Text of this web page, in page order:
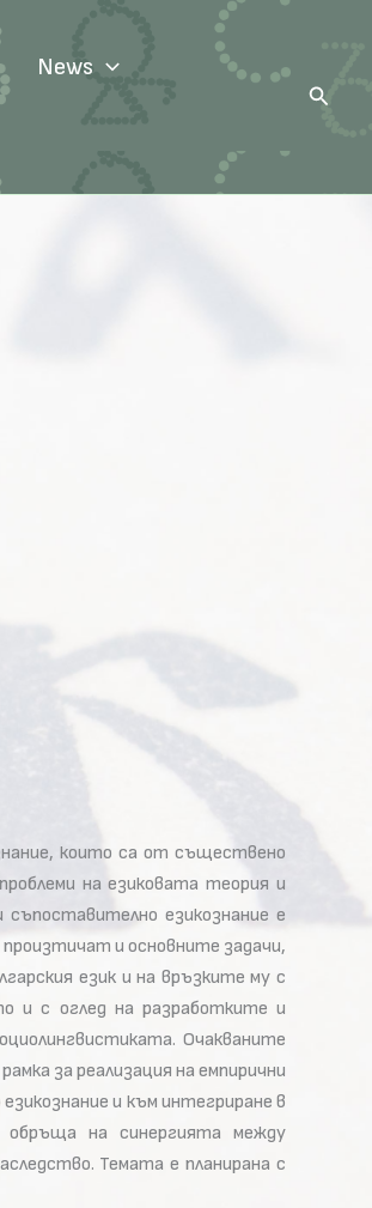
News
Search
които са от съществено
на езиковата теория и
езикознание е
и основните задачи,
език и на връзките му с
и с оглед на разработките и
Очакваните
за реализация на емпирични
и към интегриране в
обръща на синергията между
Темата е планирана с